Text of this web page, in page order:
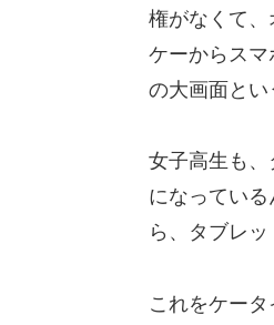
権がなくて
ケーからス
の大画面とい
女子高生も
になってい
ら、タブレ
これをケー